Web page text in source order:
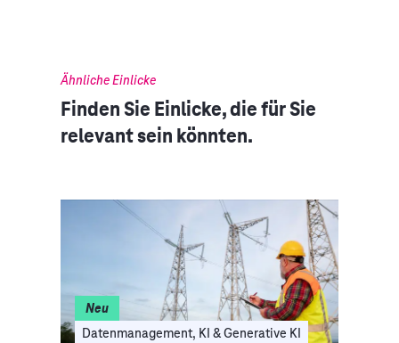
Ähnliche Einlicke
Finden Sie Einlicke, die für Sie
relevant sein könnten.
Datenmanagement, KI & Generative KI
Neu